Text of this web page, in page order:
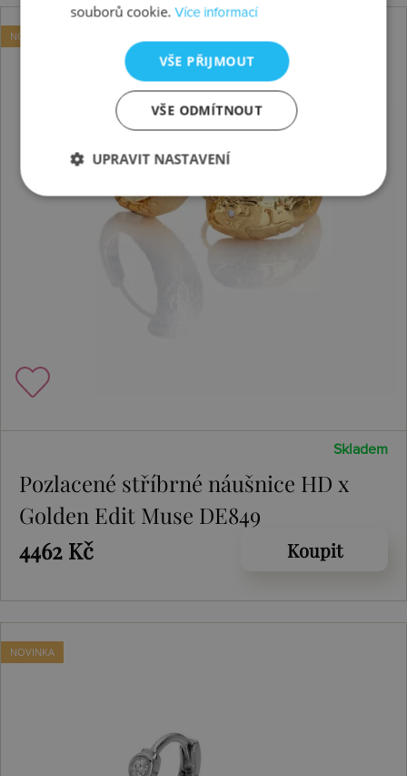
NOVINKA
Skladem
Pozlacené stříbrné náušnice HD x
Golden Edit Muse DE849
4462 Kč
Koupit
NOVINKA
souborů cookie.Více informací
VŠE PŘIJMOUT
VŠE ODMÍTNOUT
UPRAVIT NASTAVENÍ